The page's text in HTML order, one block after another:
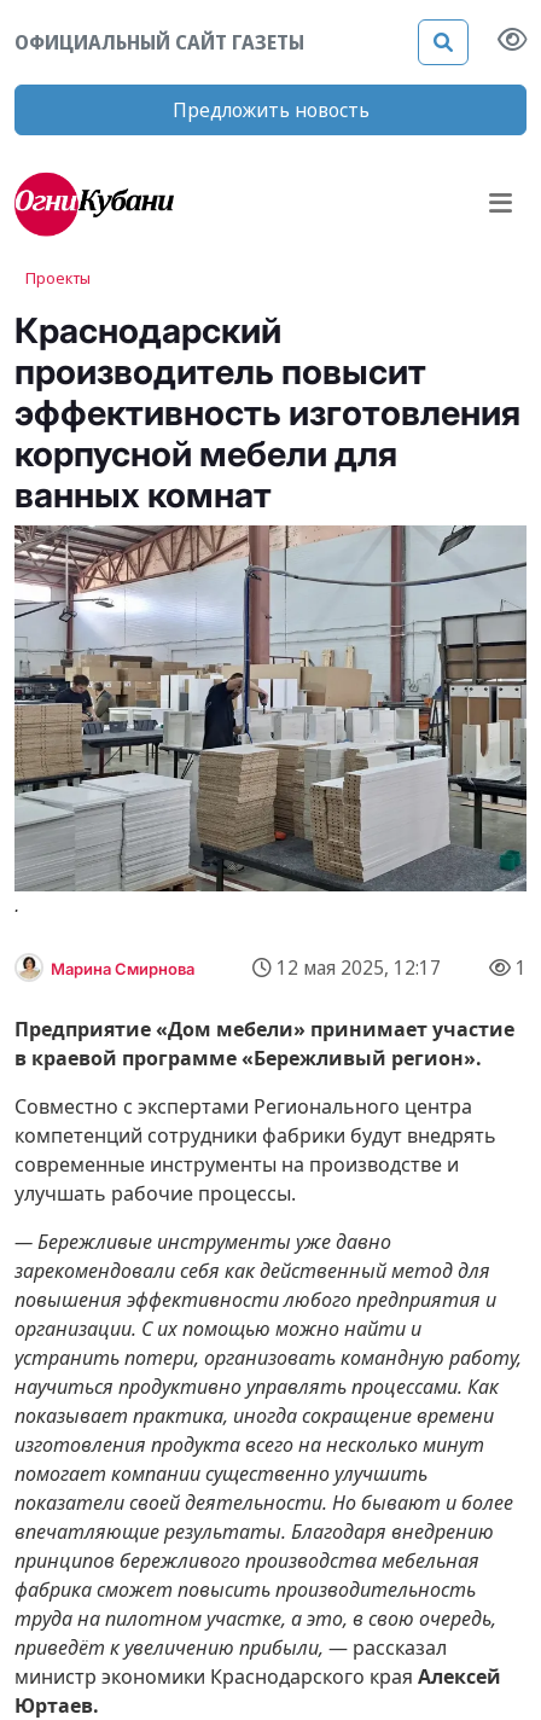
ОФИЦИАЛЬНЫЙ САЙТ ГАЗЕТЫ
Предложить новость
Проекты
Краснодарский
производитель повысит
эффективность изготовления
корпусной мебели для
ванных комнат
.
Марина Смирнова 12 мая 2025, 12:17 1
Предприятие «Дом мебели» принимает участие
в краевой программе «Бережливый регион».
Совместно с экспертами Регионального центра
компетенций сотрудники фабрики будут внедрять
современные инструменты на производстве и
улучшать рабочие процессы.
— Бережливые инструменты уже давно
зарекомендовали себя как действенный метод для
повышения эффективности любого предприятия и
организации. С их помощью можно найти и
устранить потери, организовать командную работу,
научиться продуктивно управлять процессами. Как
показывает практика, иногда сокращение времени
изготовления продукта всего на несколько минут
помогает компании существенно улучшить
показатели своей деятельности. Но бывают и более
впечатляющие результаты. Благодаря внедрению
принципов бережливого производства мебельная
фабрика сможет повысить производительность
труда на пилотном участке, а это, в свою очередь,
приведёт к увеличению прибыли, — рассказал
министр экономики Краснодарского края Алексей
Юртаев.